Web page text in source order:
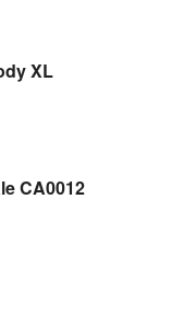
XL
CA0012